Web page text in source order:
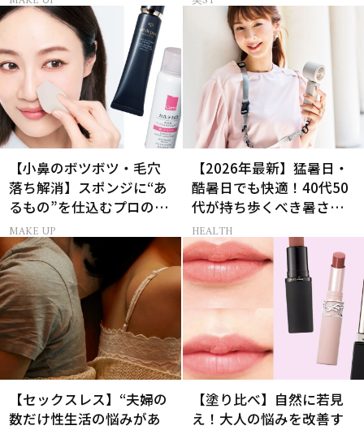
【小鼻のボツボツ・毛穴
落ち解消】スポンジに“あ
るもの”を仕込むプロの超
簡単メイクテク
MAKE UP
【2026年最新】猛暑日・
酷暑日でも快適！40代50
代が持ち歩くべき暑さ対
策グッズ
HEALTH
【セックスレス】“夫婦の
数だけ性生活の悩みがあ
【塗り比べ】自然に若見
え！大人の悩みを改善す